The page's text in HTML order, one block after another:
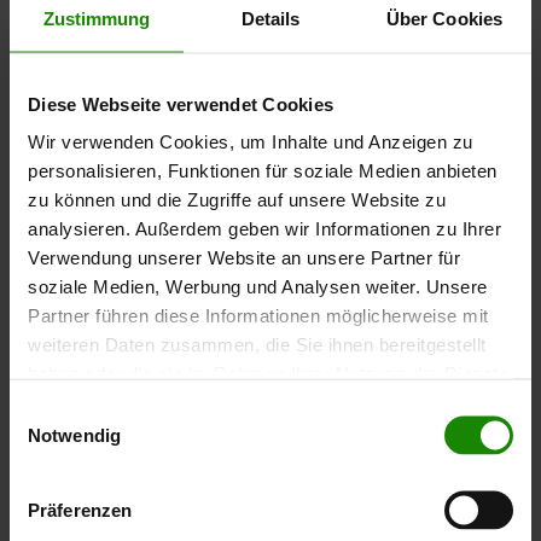
Zustimmung Details Über Cookies
Diese Webseite verwendet Cookies
Wir verwenden Cookies, um Inhalte und Anzeigen zu
personalisieren, Funktionen für soziale Medien anbieten
zu können und die Zugriffe auf unsere Website zu
analysieren. Außerdem geben wir Informationen zu Ihrer
Verwendung unserer Website an unsere Partner für
soziale Medien, Werbung und Analysen weiter. Unsere
Partner führen diese Informationen möglicherweise mit
weiteren Daten zusammen, die Sie ihnen bereitgestellt
Notwendig
Präferenzen
Giebelgebinde wird ein Verbund aus Kehlbalken
und Dachsparren genannt, der als Element des
Mit der Giebelschwelle ist die Schwelle eines
Giebelgebindes gemeint, bei Fachwerkhäusern
auch der kompletten Giebelwand.
Giebelformen
Dachgiebel weisen eine große Vielfalt an Formen auf.
Diese stehen immer im Zusammenhang mit der
klassische Giebeldreieck sorgt. Je nach Dachneigung –
steil und spitz oder flach – spricht man von einem
jedoch viel größer. Hier eine kleine Auswahl: